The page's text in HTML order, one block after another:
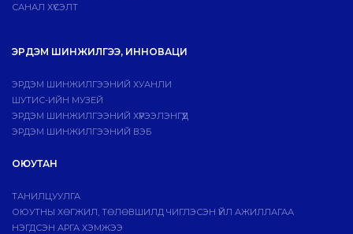
САНАЛ ХҮСЭЛТ
ЭРДЭМ ШИНЖИЛГЭЭ, ИННОВАЦИ
ЭРДЭМ ШИНЖИЛГЭЭНИЙ ХУАНЛИ
ШУТИС-ИЙН МУЗЕЙ
ЭРДЭМ ШИНЖИЛГЭЭНИЙ ХҮРЭЭЛЭНГҮҮД
ЭРДЭМ ШИНЖИЛГЭЭНИЙ ВЭБ
ОЮУТАН
ТАНИЛЦУУЛГА
ОЮУТНЫ ХӨГЖИЛ, ТӨЛӨВШИЛД ЧИГЛЭСЭН ҮЙЛ АЖИЛЛАГАА
НЭГДСЭН АРГА ХЭМЖЭЭ